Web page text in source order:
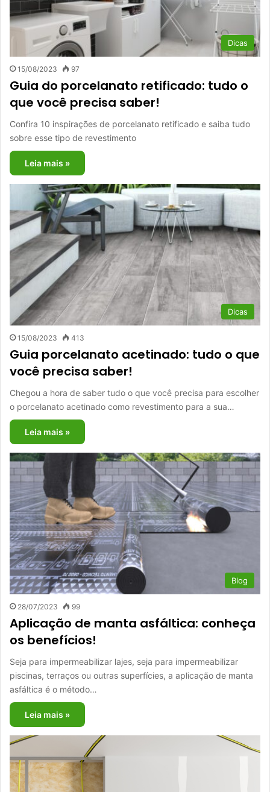
Dicas
15/08/2023 97
Guia do porcelanato retificado: tudo o
que você precisa saber!
Confira 10 inspirações de porcelanato retificado e saiba tudo
sobre esse tipo de revestimento
Leia mais »
Dicas
15/08/2023 413
Guia porcelanato acetinado: tudo o que
você precisa saber!
Chegou a hora de saber tudo o que você precisa para escolher
o porcelanato acetinado como revestimento para a sua…
Leia mais »
Blog
28/07/2023 99
Aplicação de manta asfáltica: conheça
os benefícios!
Seja para impermeabilizar lajes, seja para impermeabilizar
piscinas, terraços ou outras superfícies, a aplicação de manta
asfáltica é o método…
Leia mais »